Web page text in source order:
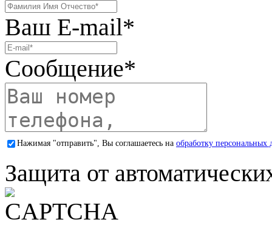
Ваш E-mail*
Сообщение*
Нажимая "отправить", Вы соглашаетесь на обработку персональных
Защита от